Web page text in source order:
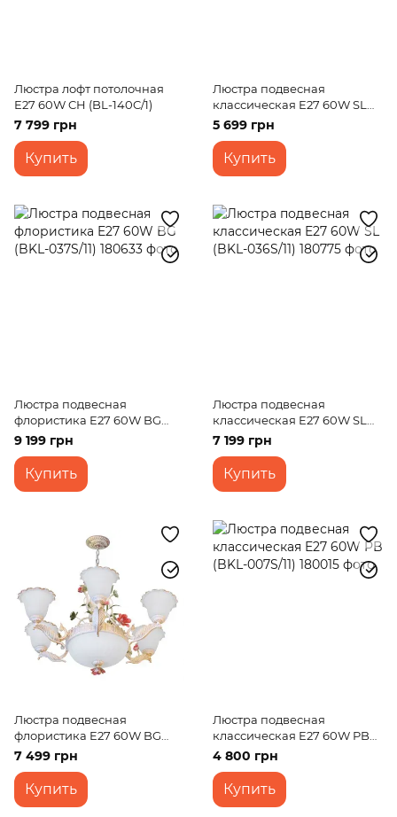
Люстра лофт потолочная
E27 60W CH (BL-140C/1)
7 799 грн
Купить
Люстра подвесная
классическая E27 60W SL
(BKL-036S/9)
5 699 грн
Купить
Люстра подвесная
флористика E27 60W BG
(BKL-037S/11)
9 199 грн
Купить
Люстра подвесная
классическая E27 60W SL
(BKL-036S/11)
7 199 грн
Купить
Люстра подвесная
флористика E27 60W BG
(BKL-037S/9)
7 499 грн
Купить
Люстра подвесная
классическая E27 60W PB
(BKL-007S/11)
4 800 грн
Купить